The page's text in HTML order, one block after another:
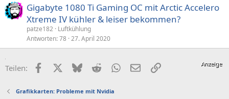
Gigabyte 1080 Ti Gaming OC mit Arctic Accelero
Xtreme IV kühler & leiser bekommen?
patze182 Luftkühlung
Antworten 78 27. April 2020
Teilen: FacebookX (Twitter)
BlueskyRedditWhatsApp
E-MailLink
Grafikkarten: Probleme mit Nvidia